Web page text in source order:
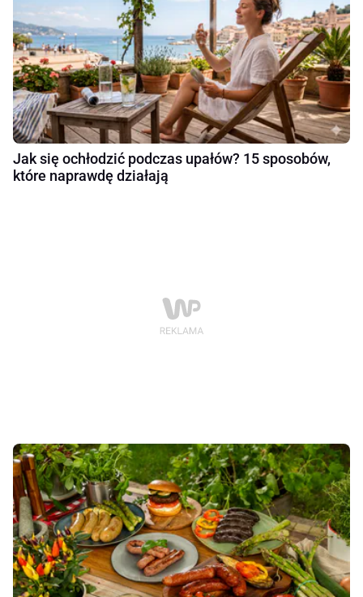
Jak się ochłodzić podczas upałów? 15 sposobów,
które naprawdę działają